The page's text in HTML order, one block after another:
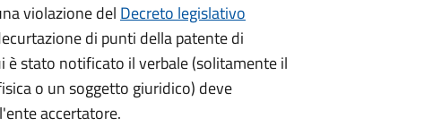
violazione del Decreto legislativo
di punti della patente di
stato notificato il verbale (solitamente il
o un soggetto giuridico) deve
accertatore.